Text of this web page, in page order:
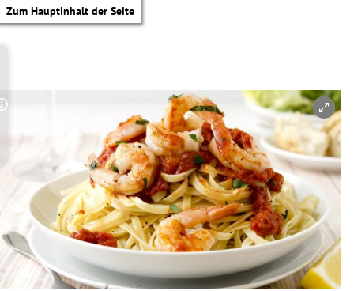
Zum Hauptinhalt der Seite
Copyright-Hinweis öffnen/schließen